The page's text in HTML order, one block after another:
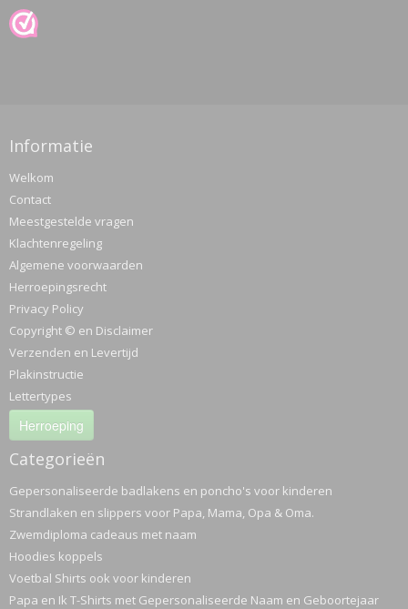
Informatie
Welkom
Contact
Meestgestelde vragen
Klachtenregeling
Algemene voorwaarden
Herroepingsrecht
Privacy Policy
Copyright © en Disclaimer
Verzenden en Levertijd
Plakinstructie
Lettertypes
Herroeping
Categorieën
Gepersonaliseerde badlakens en poncho's voor kinderen
Strandlaken en slippers voor Papa, Mama, Opa & Oma.
Zwemdiploma cadeaus met naam
Hoodies koppels
Voetbal Shirts ook voor kinderen
Papa en Ik T-Shirts met Gepersonaliseerde Naam en Geboortejaar